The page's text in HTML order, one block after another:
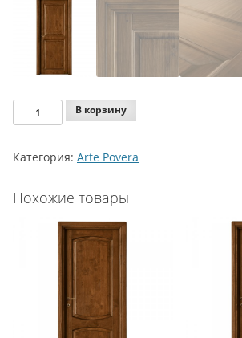
Количество
Legnoform
Povera
1-
В корзину
Категория: Arte Povera
Похожие товары